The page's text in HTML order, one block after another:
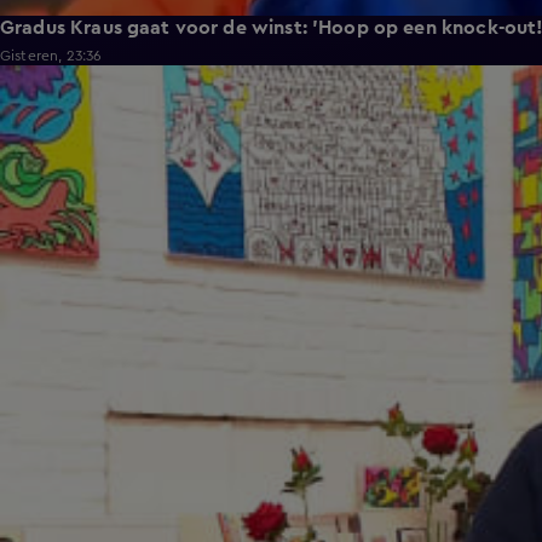
Gradus Kraus gaat voor de winst: 'Hoop op een knock-
Gisteren, 23:36
2:11